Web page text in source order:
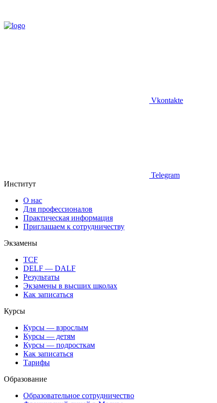
Vkontakte
Telegram
Институт
О нас
Для профессионалов
Практическая информация
Приглашаем к сотрудничеству
Экзамены
TCF
DELF — DALF
Результаты
Экзамены в высших школах
Как записаться
Курсы
Курсы — взрослым
Курсы — детям
Курсы — подросткам
Как записаться
Тарифы
Образование
Образовательное сотрудничество